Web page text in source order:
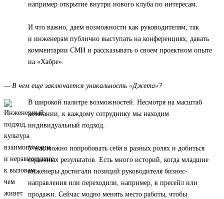
например открытие внутри нового клуба по интересам.
И что важно, даем возможности как руководителям, так
и инженерам публично выступать на конференциях, давать
комментарии СМИ и рассказывать о своем проектном опыте
на «Хабре».
— В чем еще заключается уникальность «Джета»?
В широкой палитре возможностей. Несмотря на масштаб
компании, к каждому сотруднику мы находим
индивидуальный подход.
У нас можно попробовать себя в разных ролях и добиться
серьезных результатов. Есть много историй, когда младшие
инженеры достигали позиций руководителя бизнес-
направления или переходили, например, в пресейл или
продажи. Сейчас модно менять место работы, чтобы